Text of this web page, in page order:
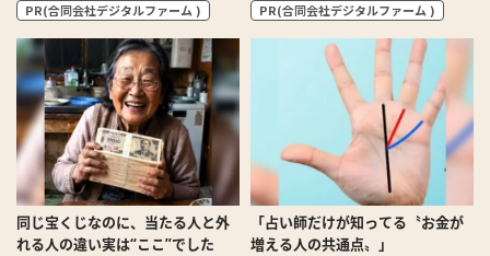
PR(合同会社デジタルファーム ) PR(合同会社デジタルファーム )
同じ宝くじなのに、当たる人と外
れる人の違い実は“ここ”でした
「占い師だけが知ってる〝お金が
増える人の共通点〟」